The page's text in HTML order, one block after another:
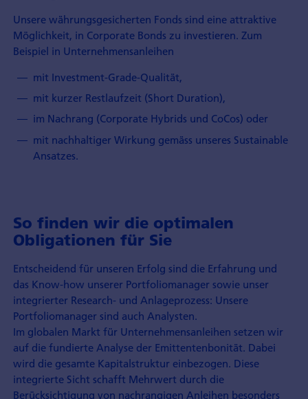
Unsere währungsgesicherten Fonds sind eine attraktive
Möglichkeit, in Corporate Bonds zu investieren. Zum
Beispiel in Unternehmensanleihen
mit Investment-Grade-Qualität,
mit kurzer Restlaufzeit (Short Duration),
im Nachrang (Corporate Hybrids und CoCos) oder
mit nachhaltiger Wirkung gemäss unseres Sustainable
Ansatzes.
So finden wir die optimalen
Obligationen für Sie
Entscheidend für unseren Erfolg sind die Erfahrung und
das Know-how unserer Portfoliomanager sowie unser
integrierter Research- und Anlageprozess: Unsere
Portfoliomanager sind auch Analysten.
Im globalen Markt für Unternehmensanleihen setzen wir
auf die fundierte Analyse der Emittentenbonität. Dabei
wird die gesamte Kapitalstruktur einbezogen. Diese
integrierte Sicht schafft Mehrwert durch die
Berücksichtigung von nachrangigen Anleihen besonders